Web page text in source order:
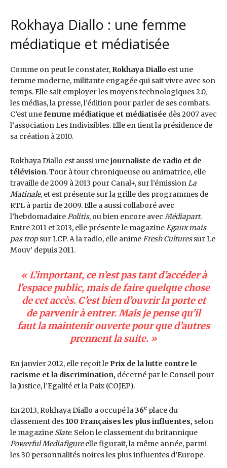
Rokhaya Diallo : une femme
médiatique et médiatisée
Comme on peut le constater, Rokhaya Diallo est une
femme moderne, militante engagée qui sait vivre avec son
temps. Elle sait employer les moyens technologiques 2.0,
les médias, la presse, l’édition pour parler de ses combats.
C’est unefemme médiatique et médiatisée dès 2007 avec
l’association Les Indivisibles. Elle en tient la présidence de
sa création à 2010.
Rokhaya Diallo est aussi unejournaliste de radio et de
télévision. Tour à tour chroniqueuse ou animatrice, elle
travaille de 2009 à 2013 pour Canal+, sur l’émissionLa
Matinale, et est présente sur la grille des programmes de
RTL à partir de 2009. Elle a aussi collaboré avec
l’hebdomadairePolitis, ou bien encore avec Médiapart.
Entre 2011 et 2013, elle présente le magazineEgaux mais
pas tropsur LCP. A la radio, elle animeFresh Culturessur Le
Mouv’ depuis 2011.
« L’important, ce n’est pas tant d’accéder à
l’espace public, mais de faire quelque chose
de cet accès. C’est bien d’ouvrir la porte et
de parvenir à entrer. Mais je pense qu’il
faut la maintenir ouverte pour que d’autres
prennent la suite. »
En janvier 2012, elle reçoit le Prix de la lutte contre le
racisme et la discrimination, décerné par le Conseil pour
la Justice, l’Egalité et la Paix (COJEP).
En 2013, Rokhaya Diallo a occupé la 36e place du
classement des 100 Françaises les plus influentes, selon
le magazine Slate. Selon le classement du britannique
Powerful Mediafigureelle figurait, la même année, parmi
les 30 personnalités noires les plus influentes d’Europe.